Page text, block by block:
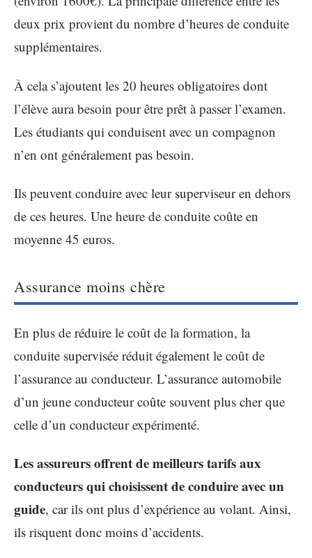
deux prix provient du nombre d’heures de conduite
supplémentaires.
À cela s’ajoutent les 20 heures obligatoires dont
l’élève aura besoin pour être prêt à passer l’examen.
Les étudiants qui conduisent avec un compagnon
n’en ont généralement pas besoin.
Ils peuvent conduire avec leur superviseur en dehors
de ces heures. Une heure de conduite coûte en
moyenne 45 euros.
Assurance moins chère
En plus de réduire le coût de la formation, la
conduite supervisée réduit également le coût de
l’assurance au conducteur. L’assurance automobile
d’un jeune conducteur coûte souvent plus cher que
celle d’un conducteur expérimenté.
Les assureurs offrent de meilleurs tarifs aux
conducteurs qui choisissent de conduire avec un
guide, car ils ont plus d’expérience au volant. Ainsi,
ils risquent donc moins d’accidents.